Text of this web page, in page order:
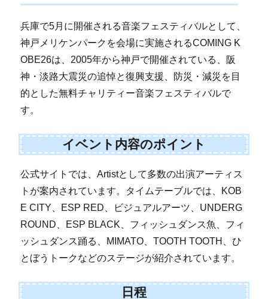
兵庫で5月に開催される音楽フェスティバルとして、
神戸メリケンパークを会場に実施されるCOMING K
OBE26は、2005年から神戸で開催されている、阪
神・淡路大震災の追悼と復興支援、防災・減災を目
的とした無料チャリティー音楽フェスティバルで
す。
イベント内容のポイント
公式サイトでは、Artistとして多数の出演アーティス
トが案内されています。タイムテーブルでは、KOB
E CITY、ESP RED、ビジュアルアーツ、UNDERG
ROUND、ESP BLACK、フィッシュダンス魚、フィ
ッシュダンス踊る、MIMATO、TOOTH TOOTH、ひ
とぼうトークなどのステージが紹介されています。
日程